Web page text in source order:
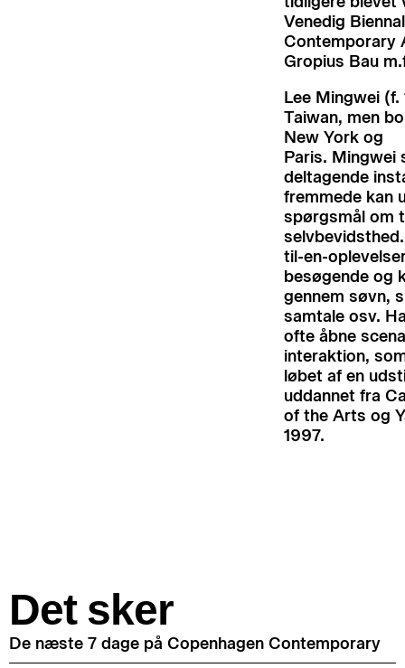
Venedig
Contemporary
Gropius Bau
Lee Mingwei
Taiwan, men
New York og
Paris. Mingwei
deltagende
fremmede kan
spørgsmål om
til-en-
besøgende og
gennem søvn,
samtale osv.
ofte åbne
interaktion,
løbet af en
uddannet fra
of the Arts og
1997.
Det sker
De næste 7 dage på Copenhagen Contemporary